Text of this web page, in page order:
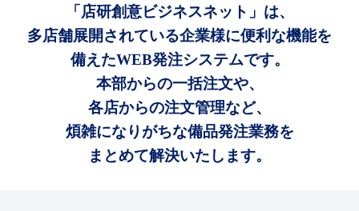
「店研創意ビジネスネット」は、
多店舗展開されている企業様に便利な機能を
備えたWEB発注システムです。
本部からの一括注文や、
各店からの注文管理など、
煩雑になりがちな備品発注業務を
まとめて解決いたします。